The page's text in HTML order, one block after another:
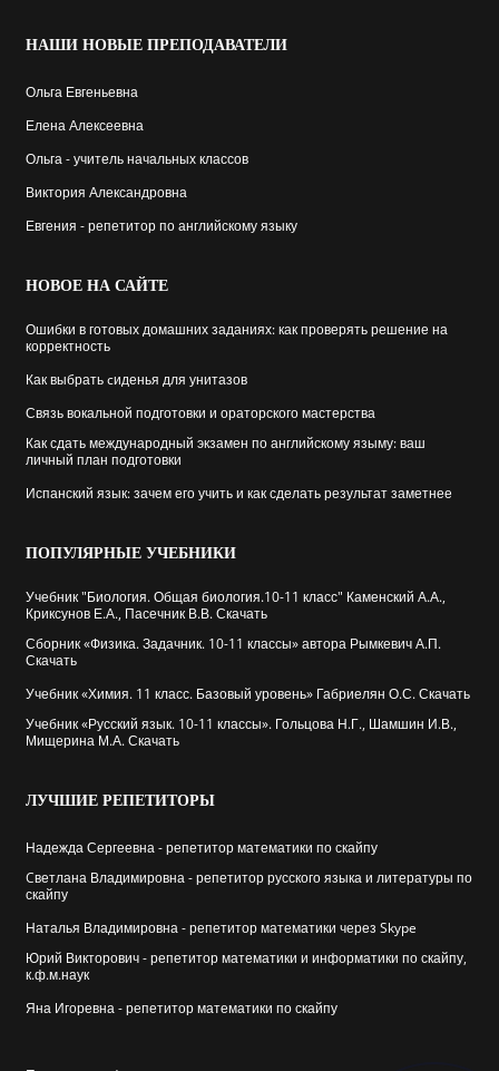
НАШИ НОВЫЕ ПРЕПОДАВАТЕЛИ
Ольга Евгеньевна
Елена Алексеевна
Ольга - учитель начальных классов
Виктория Александровна
Евгения - репетитор по английскому языку
НОВОЕ НА САЙТЕ
Ошибки в готовых домашних заданиях: как проверять решение на
корректность
Как выбрать cиденья для унитазов
Связь вокальной подготовки и ораторского мастерства
Как сдать международный экзамен по английскому языму: ваш
личный план подготовки
Испанский язык: зачем его учить и как сделать результат заметнее
ПОПУЛЯРНЫЕ УЧЕБНИКИ
Учебник "Биология. Общая биология.10-11 класс" Каменский А.А.,
Криксунов Е.А., Пасечник В.В. Скачать
Сборник «Физика. Задачник. 10-11 классы» автора Рымкевич А.П.
Скачать
Учебник «Химия. 11 класс. Базовый уровень» Габриелян О.С. Скачать
Учебник «Русский язык. 10-11 классы». Гольцова Н.Г., Шамшин И.В.,
Мищерина М.А. Скачать
ЛУЧШИЕ РЕПЕТИТОРЫ
Надежда Сергеевна - репетитор математики по скайпу
Cветлана Владимировна - репетитор русского языка и литературы по
скайпу
Наталья Владимировна - репетитор математики через Skype
Юрий Викторович - репетитор математики и информатики по скайпу,
к.ф.м.наук
Яна Игоревна - репетитор математики по скайпу